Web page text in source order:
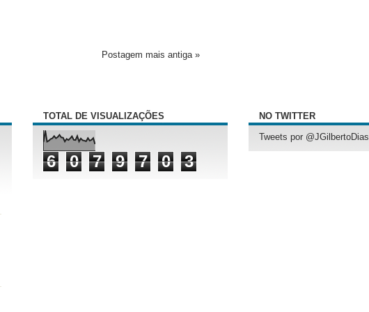
Postagem mais antiga »
TOTAL DE VISUALIZAÇÕES
6 0 7 9 7 0 3
NO TWITTER
Tweets por @JGilbertoDias